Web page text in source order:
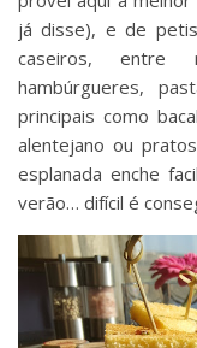
já disse), e de
caseiros, entre
hambúrgueres,
principais como
alentejano ou
esplanada enche
verão… difícil é